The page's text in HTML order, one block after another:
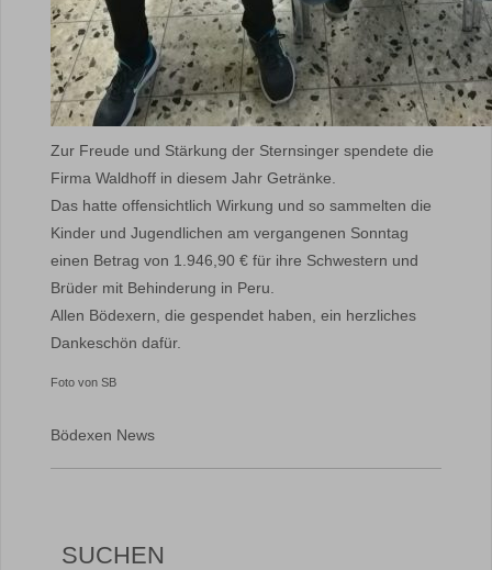
Zur Freude und Stärkung der Sternsinger spendete die
Firma Waldhoff in diesem Jahr Getränke.
Das hatte offensichtlich Wirkung und so sammelten die
Kinder und Jugendlichen am vergangenen Sonntag
einen Betrag von 1.946,90 € für ihre Schwestern und
Brüder mit Behinderung in Peru.
Allen Bödexern, die gespendet haben, ein herzliches
Dankeschön dafür.
Foto von SB
Bödexen News
SUCHEN